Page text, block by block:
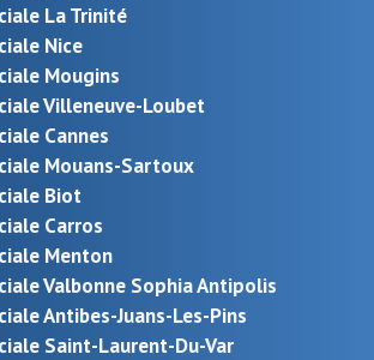
La Trinité
Nice
Mougins
Villeneuve-Loubet
Cannes
Mouans-Sartoux
Biot
Carros
Menton
Valbonne Sophia Antipolis
Antibes-Juans-Les-Pins
Saint-Laurent-Du-Var